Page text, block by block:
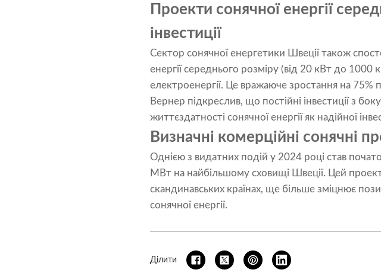
Проекти сонячної енергії
інвестиції
Сектор сонячної енергетики Швеції також
енергії середнього розміру (від 20 кВт до
електроенергії. Це вражаюче зростання на
Вернер підкреслив, що постійні інвестиції з
життєздатності сонячної енергії як надійної
Визначні комерційні сонячні
Однією з видатних подій у 2024 році став
МВт на найбільшому сховищі Швеції. Цей проект,
скандинавських країнах, ще більше зміцнює
сонячної енергії.
Ділити